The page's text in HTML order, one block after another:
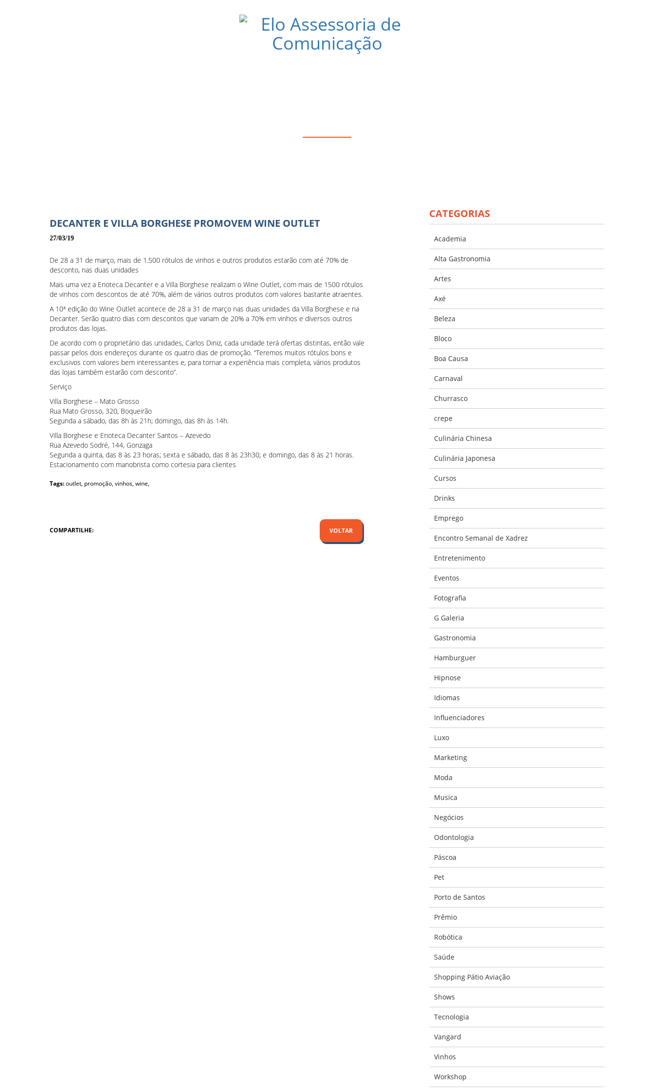
DECANTER E VILLA BORGHESE PROMOVEM WINE OUTLET
27/03/19
De 28 a 31 de março, mais de 1.500 rótulos de vinhos e outros produtos estarão com até 70% de
desconto, nas duas unidades
Mais uma vez a Enoteca Decanter e a Villa Borghese realizam o Wine Outlet, com mais de 1500 rótulos
de vinhos com descontos de até 70%, além de vários outros produtos com valores bastante atraentes.
A 10ª edição do Wine Outlet acontece de 28 a 31 de março nas duas unidades da Villa Borghese e na
Decanter. Serão quatro dias com descontos que variam de 20% a 70% em vinhos e diversos outros
produtos das lojas.
De acordo com o proprietário das unidades, Carlos Diniz, cada unidade terá ofertas distintas, então vale
passar pelos dois endereços durante os quatro dias de promoção. “Teremos muitos rótulos bons e
exclusivos com valores bem interessantes e, para tornar a experiência mais completa, vários produtos
das lojas também estarão com desconto”.
Serviço
Villa Borghese – Mato Grosso
Rua Mato Grosso, 320, Boqueirão
Segunda a sábado, das 8h às 21h; domingo, das 8h às 14h.
Villa Borghese e Enoteca Decanter Santos – Azevedo
Rua Azevedo Sodré, 144, Gonzaga
Segunda a quinta, das 8 às 23 horas; sexta e sábado, das 8 às 23h30; e domingo, das 8 às 21 horas.
Estacionamento com manobrista como cortesia para clientes
Tags:outlet, promoção, vinhos, wine,
COMPARTILHE: VOLTAR
CATEGORIAS
Academia
Alta Gastronomia
Artes
Axé
Beleza
Bloco
Boa Causa
Carnaval
Churrasco
crepe
Culinária Chinesa
Culinária Japonesa
Cursos
Drinks
Emprego
Encontro Semanal de Xadrez
Entretenimento
Eventos
Fotografia
G Galeria
Gastronomia
Hamburguer
Hipnose
Idiomas
Influenciadores
Luxo
Marketing
Moda
Musica
Negócios
Odontologia
Páscoa
Pet
Porto de Santos
Prêmio
Robótica
Saúde
Shopping Pátio Aviação
Shows
Tecnologia
Vangard
Vinhos
Workshop